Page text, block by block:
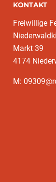
KONTAKT
Freiwillige
Markt 39
4174
M: